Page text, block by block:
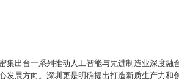
集出台一系列推动人工智能与先进制造业深度融
发展方向。深圳更是明确提出打造新质生产力和